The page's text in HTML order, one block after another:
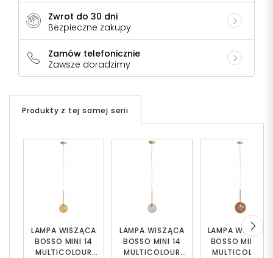
Zwrot do 30 dni
Bezpieczne zakupy
Zamów telefonicznie
Zawsze doradzimy
Produkty z tej samej serii
LAMPA WISZĄCA
BOSSO MINI 20
MULTICOLOUR
LAMPA WISZĄCA
BOSSO MINI 14
MULTICOLOUR
LAMPA WISZĄCA
BOSSO MINI 14
MULTICOLOUR